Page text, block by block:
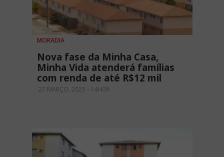
MORADIA
Nova fase da Minha Casa,
Minha Vida atenderá famílias
com renda de até R$12 mil
27 MARÇO, 2025 - 14H09